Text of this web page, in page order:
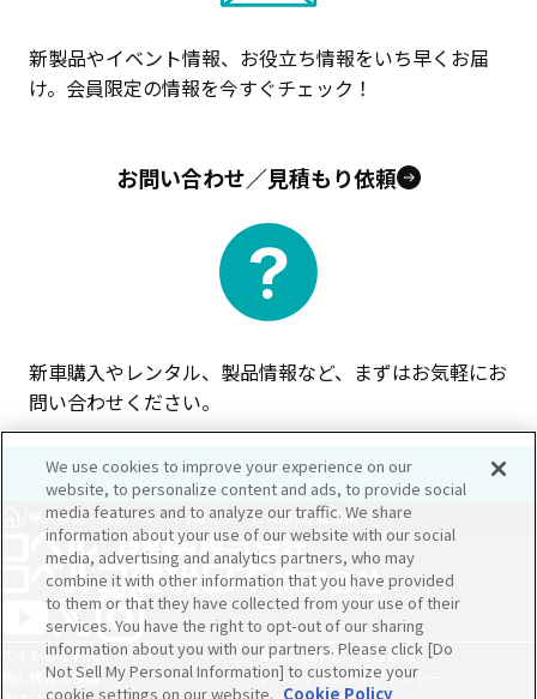
新製品やイベント情報、お役立ち情報をいち早くお届
け。会員限定の情報を今すぐチェック！
お問い合わせ／見積もり依頼
新車購入やレンタル、製品情報など、まずはお気軽にお
問い合わせください。
導入事例・購入サポート /販売サービス窓口/高知県
サイトのご利用について
製品に関するご留意事項
個人情報の保護
ソーシャルメディアポリシー
We use cookies to improve your experience on our
website, to personalize content and ads, to provide social
media features and to analyze our traffic. We share
information about your use of our website with our social
media, advertising and analytics partners, who may
combine it with other information that you have provided
to them or that they have collected from your use of their
services. You have the right to opt-out of our sharing
information about you with our partners. Please click [Do
Not Sell My Personal Information] to customize your
cookie settings on our website. Cookie Policy